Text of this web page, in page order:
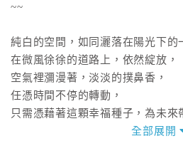
色
民
宿
~~
純白的空間，如同灑落在陽光下的
在微風徐徐的道路上，依然綻放，
空氣裡瀰漫著，淡淡的撲鼻香，
任憑時間不停的轉動，
只需憑藉著這顆幸福種子，為未來
全部展開